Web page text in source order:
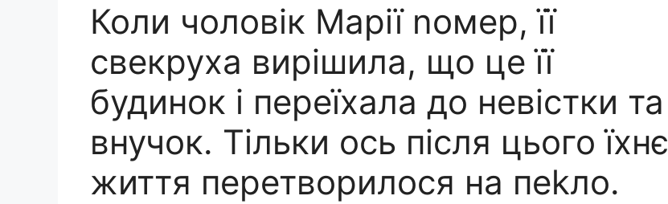
Коли чоловік Марії nомер, її
свекруха вирішила, що це її
будинок і переїхала до невістки та
внучок. Тільки ось після цього їхнє
життя перетворилося на пеkло.